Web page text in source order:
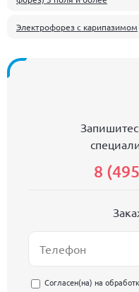
Электрофорез с карипазимом
8
Согласен(на) на